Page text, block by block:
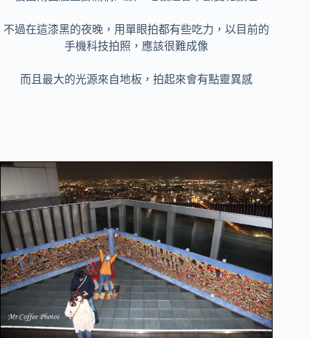
不過在這漆黑的夜晚，用單眼拍都有些吃力，以目前的
手機科技拍照，應該很難成像
而且最大的光源來自地板，拍起來會有點靈異感